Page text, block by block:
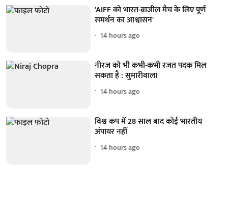
'AIFF को भारत-ब्राजील मैच के लिए पूर्ण
समर्थन का आश्वासन'
14 hours ago
नीरज को भी कभी-कभी रजत पदक मिल
सकता है : सुमारीवाला
14 hours ago
विश्व कप में 28 साल बाद कोई भारतीय
अंपायर नहीं
14 hours ago